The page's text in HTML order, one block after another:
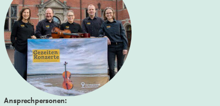
Ansprechpersonen: